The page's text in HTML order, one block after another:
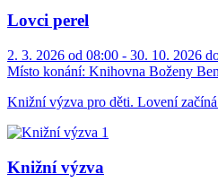
Lovci perel
2. 3. 2026 od 08:00 - 30. 10. 2026
Místo konání: Knihovna Boženy
Knižní výzva pro děti. Lovení
Knižní výzva